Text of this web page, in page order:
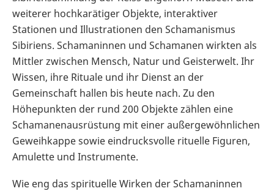
weiterer hochkarätiger Objekte, interaktiver
Stationen und Illustrationen den Schamanismus
Sibiriens. Schamaninnen und Schamanen wirkten als
Mittler zwischen Mensch, Natur und Geisterwelt. Ihr
Wissen, ihre Rituale und ihr Dienst an der
Gemeinschaft hallen bis heute nach. Zu den
Höhepunkten der rund 200 Objekte zählen eine
Schamanenausrüstung mit einer außergewöhnlichen
Geweihkappe sowie eindrucksvolle rituelle Figuren,
Amulette und Instrumente.
Wie eng das spirituelle Wirken der Schamaninnen